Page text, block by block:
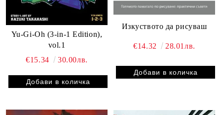
Yu-Gi-Oh (3-in-1 Edition),
vol.1
€15.34
30.00лв.
Изкуството да рисуваш
€14.32 28.01лв.